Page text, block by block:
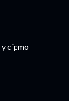
c´pmo